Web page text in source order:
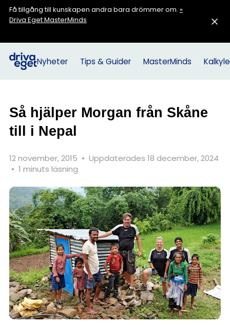
Få tillgång till kunskapen andra bara drömmer om. »
Driva Eget MasterMinds
Nyheter Tips & Guider MasterMinds
Så hjälper Morgan från Skåne
till i Nepal
12 november, 2015 • Uppdaterades 18 december, 2024
• 1 minuts läsning